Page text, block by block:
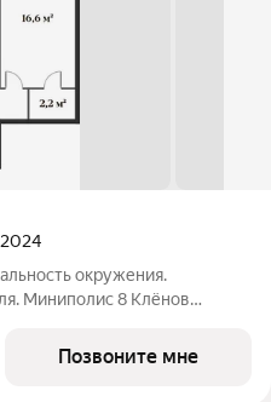
2024
окружения.
Миниполис 8 Клёнов
улиц и шумных
столицы не
Позвоните мне